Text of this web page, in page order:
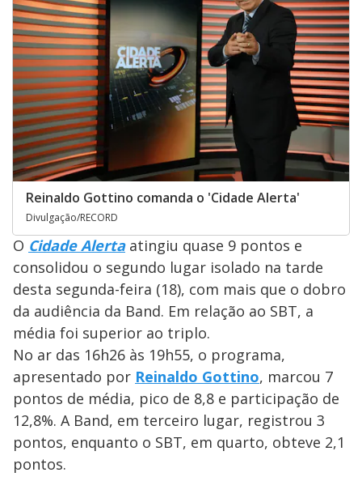
Reinaldo Gottino comanda o 'Cidade Alerta'
Divulgação/RECORD
O Cidade Alerta atingiu quase 9 pontos e
consolidou o segundo lugar isolado na tarde
desta segunda-feira (18), com mais que o dobro
da audiência da Band. Em relação ao SBT, a
média foi superior ao triplo.
No ar das 16h26 às 19h55, o programa,
apresentado por Reinaldo Gottino, marcou 7
pontos de média, pico de 8,8 e participação de
12,8%. A Band, em terceiro lugar, registrou 3
pontos, enquanto o SBT, em quarto, obteve 2,1
pontos.